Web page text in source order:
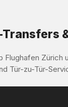
Flughafen
Tür-zu-Tür-